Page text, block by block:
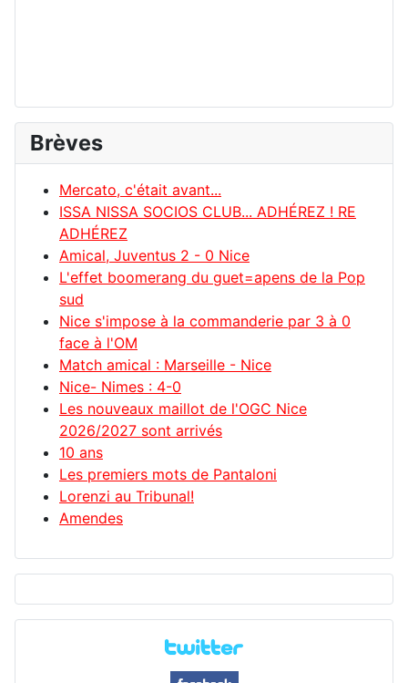
Brèves
Mercato, c'était avant...
ISSA NISSA SOCIOS CLUB... ADHÉREZ ! RE
ADHÉREZ
Amical, Juventus 2 - 0 Nice
L'effet boomerang du guet=apens de la Pop
sud
Nice s'impose à la commanderie par 3 à 0
face à l'OM
Match amical : Marseille - Nice
Nice- Nimes : 4-0
Les nouveaux maillot de l'OGC Nice
2026/2027 sont arrivés
10 ans
Les premiers mots de Pantaloni
Lorenzi au Tribunal!
Amendes